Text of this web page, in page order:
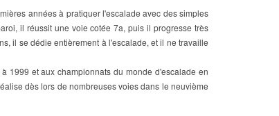
années à pratiquer l'escalade avec des simples
il réussit une voie cotée 7a, puis il progresse très
il se dédie entièrement à l'escalade, et il ne travaille
1999 et aux championnats du monde d'escalade en
dès lors de nombreuses voies dans le neuvième